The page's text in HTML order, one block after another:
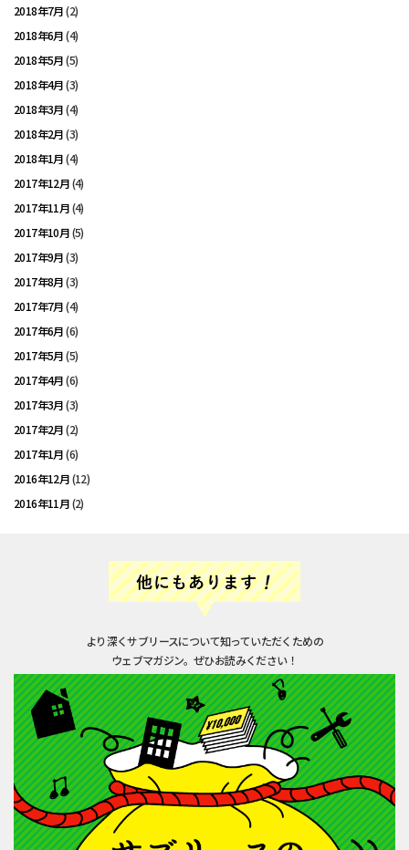
2018年7月(2)
2018年6月(4)
2018年5月(5)
2018年4月(3)
2018年3月(4)
2018年2月(3)
2018年1月(4)
2017年12月(4)
2017年11月(4)
2017年10月(5)
2017年9月(3)
2017年8月(3)
2017年7月(4)
2017年6月(6)
2017年5月(5)
2017年4月(6)
2017年3月(3)
2017年2月(2)
2017年1月(6)
2016年12月(12)
2016年11月(2)
より深くサブリースについて知っていただくための
ウェブマガジン。ぜひお読みください！